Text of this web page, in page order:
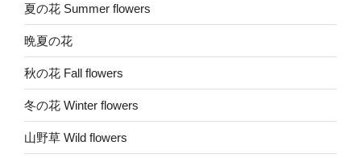
夏の花 Summer flowers
晩夏の花
秋の花 Fall flowers
冬の花 Winter flowers
山野草 Wild flowers